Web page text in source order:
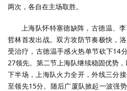
两次，各自在主场取胜。
上海队怀特塞德缺阵，古德温、
哲林首发出战。双方攻防节奏极快，
受治疗，古德温手感火热单节砍下14
27领先。第二节上海队继续稳固优势，
下半场，上海队火力全开，外线三分
至领先15分。随后广厦队掀起一波强